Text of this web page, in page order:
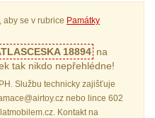
aby se v rubrice Památky
18894 na
tak nikdo nepřehlédne!
Službu technicky zajišťuje
nebo lince 602
Kontakt na